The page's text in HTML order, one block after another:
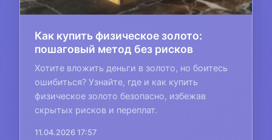
Как купить физическое золото:
пошаговый метод без рисков
Хотите вложить деньги в золото, но боитесь
ошибиться? Узнайте, где и как купить
физическое золото безопасно, избежав
скрытых рисков и переплат.
11.04.2026 17:57